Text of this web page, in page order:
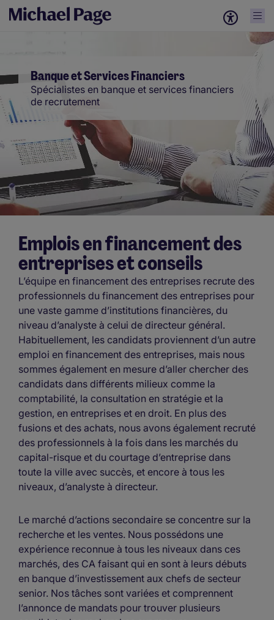
Banque et Services Financiers
Spécialistes en banque et services financiers
de recrutement
Emplois en financement des
entreprises et conseils
L’équipe en financement des entreprises recrute des
professionnels du financement des entreprises pour
une vaste gamme d’institutions financières, du
niveau d’analyste à celui de directeur général.
Habituellement, les candidats proviennent d’un autre
emploi en financement des entreprises, mais nous
sommes également en mesure d’aller chercher des
candidats dans différents milieux comme la
comptabilité, la consultation en stratégie et la
gestion, en entreprises et en droit. En plus des
fusions et des achats, nous avons également recruté
des professionnels à la fois dans les marchés du
capital-risque et du courtage d’entreprise dans
toute la ville avec succès, et encore à tous les
niveaux, d’analyste à directeur.
Le marché d’actions secondaire se concentre sur la
recherche et les ventes. Nous possédons une
expérience reconnue à tous les niveaux dans ces
marchés, des CA faisant qui en sont à leurs débuts
en banque d’investissement aux chefs de secteur
senior. Nos tâches sont variées et comprennent
l’annonce de mandats pour trouver plusieurs